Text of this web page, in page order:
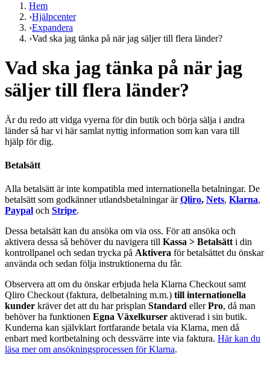
Hem
›Hjälpcenter
›Expandera
›Vad ska jag tänka på när jag säljer till flera länder?
Vad ska jag tänka på när jag
säljer till flera länder?
Är du redo att vidga vyerna för din butik och börja sälja i andra
länder så har vi här samlat nyttig information som kan vara till
hjälp för dig.
Betalsätt
Alla betalsätt är inte kompatibla med internationella betalningar. De
betalsätt som godkänner utlandsbetalningar ärQliro, Nets, Klarna,
Paypal och Stripe.
Dessa betalsätt kan du ansöka om via oss. För att ansöka och
aktivera dessa så behöver du navigera till Kassa > Betalsätti din
kontrollpanel och sedan trycka på Aktivera för betalsättet du önskar
använda och sedan följa instruktionerna du får.
Observera att om du önskar erbjuda hela Klarna Checkout samt
Qliro Checkout (faktura, delbetalning m.m.) till internationella
kunder kräver det att du har prisplan Standard ellerPro, då man
behöver ha funktionen Egna Växelkurser aktiverad i sin butik.
Kunderna kan självklart fortfarande betala via Klarna, men då
enbart med kortbetalning och dessvärre inte via faktura. Här kan du
läsa mer om ansökningsprocessen för Klarna.